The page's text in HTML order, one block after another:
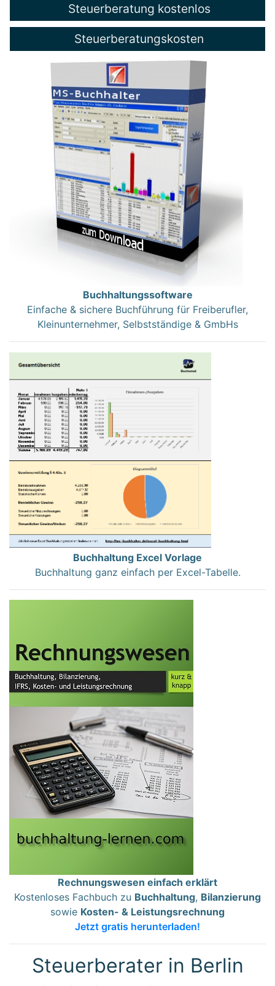
Steuerberatung kostenlos
Steuerberatungskosten
Buchhaltungssoftware
Einfache & sichere Buchführung für Freiberufler,
Kleinunternehmer, Selbstständige & GmbHs
Buchhaltung Excel Vorlage
Buchhaltung ganz einfach per Excel-Tabelle.
Rechnungswesen einfach erklärt
Kostenloses Fachbuch zu Buchhaltung, Bilanzierung
sowie Kosten- & Leistungsrechnung
Jetzt gratis herunterladen!
Steuerberater in Berlin